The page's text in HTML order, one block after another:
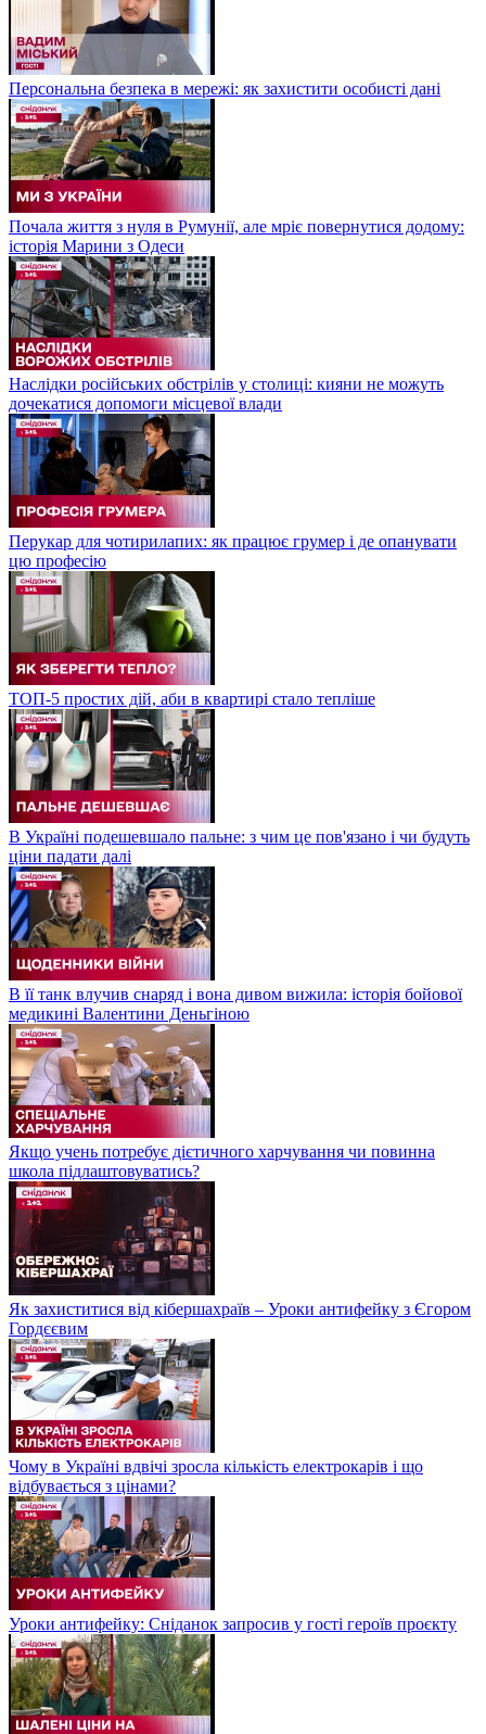
Персональна безпека в мережі: як захистити особисті дані
Почала життя з нуля в Румунії, але мріє повернутися додому:
історія Марини з Одеси
Наслідки російських обстрілів у столиці: кияни не можуть
дочекатися допомоги місцевої влади
Перукар для чотирилапих: як працює грумер і де опанувати
цю професію
ТОП-5 простих дій, аби в квартирі стало тепліше
В Україні подешевшало пальне: з чим це пов'язано і чи будуть
ціни падати далі
В її танк влучив снаряд і вона дивом вижила: історія бойової
медикині Валентини Деньгіною
Якщо учень потребує дієтичного харчування чи повинна
школа підлаштовуватись?
Як захиститися від кібершахраїв – Уроки антифейку з Єгором
Гордєєвим
Чому в Україні вдвічі зросла кількість електрокарів і що
відбувається з цінами?
Уроки антифейку: Сніданок запросив у гості героїв проєкту